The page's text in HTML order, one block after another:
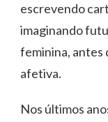
escrevendo
imaginando
feminina, antes
afetiva.
Nos últimos